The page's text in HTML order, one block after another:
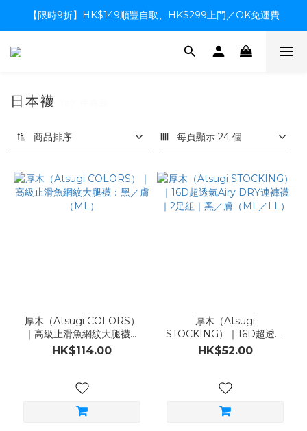
【限時9折】HK$149順豐自取、HK$299上門／OK免運費
【限時9折】HK$149順豐自取、HK$299上門／OK免運費
支付系統升級中，暫停信用卡支付至8月中，造成不便感謝諒解
日本襪
商品排序 每頁顯示 24 個
厚木（Atsugi COLORS）
｜高級止滑魚網紋大腿襪：
黑／膚（ML）
HK$114.00
厚木（Atsugi
STOCKING）｜16D超透氣
Airy DRY連褲襪｜2足組｜
黑／膚（ML／LL）
HK$52.00